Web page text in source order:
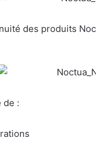
des produits
de :